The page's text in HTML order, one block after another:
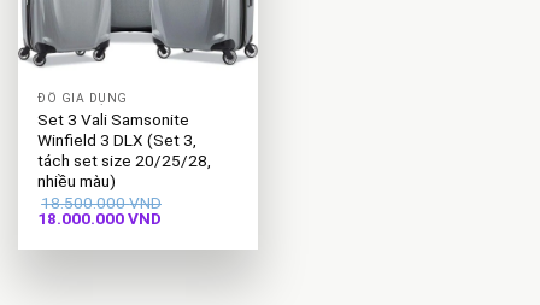
ĐỒ GIA DỤNG
Set 3 Vali Samsonite
Winfield 3 DLX (Set 3,
tách set size 20/25/28,
nhiều màu)
18.500.000VND
Giá
là:
18.000.000VND
tại